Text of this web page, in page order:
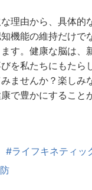
理由から、具体的
機能の維持だけで
す。健康な脳は、
を私たちにもたら
ませんか？楽しみ
で豊かにすること
#ライフキネティッ